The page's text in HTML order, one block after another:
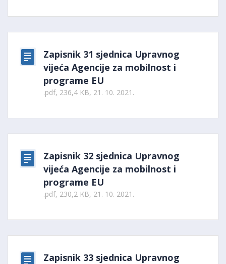
Zapisnik 31 sjednica Upravnog
vijeća Agencije za mobilnost i
programe EU
.pdf, 236,4 KB, 21. 10. 2021.
Zapisnik 32 sjednica Upravnog
vijeća Agencije za mobilnost i
programe EU
.pdf, 230,2 KB, 21. 10. 2021.
Zapisnik 33 sjednica Upravnog